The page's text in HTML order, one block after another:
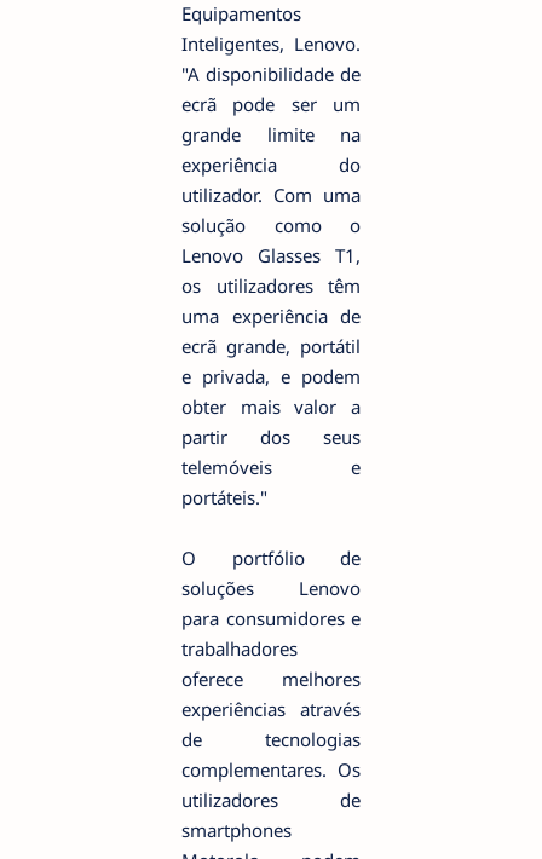
Equipamentos
Inteligentes, Lenovo.
"A disponibilidade de
ecrã pode ser um
grande limite na
experiência do
utilizador. Com uma
solução como o
Lenovo Glasses T1,
os utilizadores têm
uma experiência de
ecrã grande, portátil
e privada, e podem
obter mais valor a
partir dos seus
telemóveis e
portáteis."
O portfólio de
soluções Lenovo
para consumidores e
trabalhadores
oferece melhores
experiências através
de tecnologias
complementares. Os
utilizadores de
smartphones